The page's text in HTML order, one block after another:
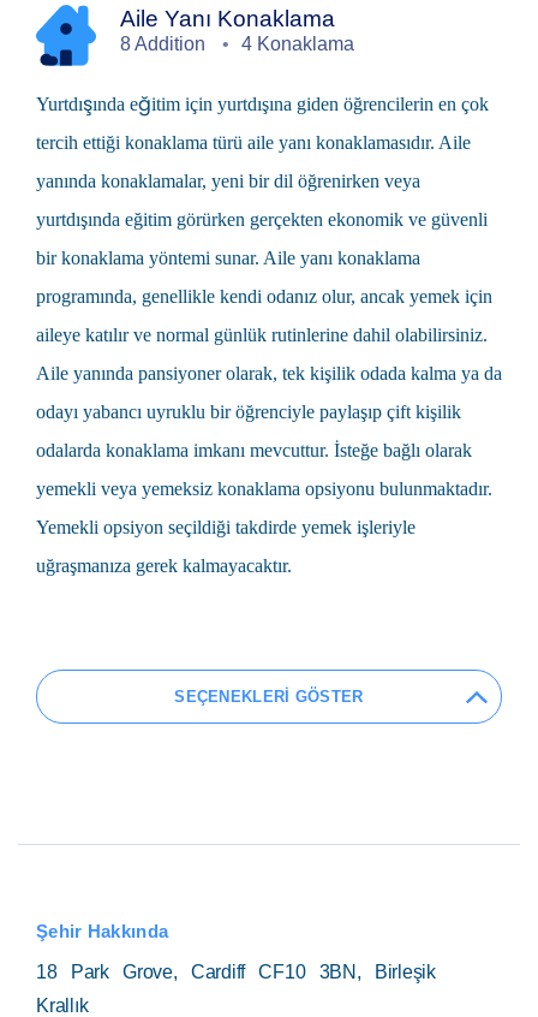
Aile Yanı Konaklama
8 Addition 4 Konaklama
Yurtdışında eğitim için yurtdışına giden öğrencilerin en çok
tercih ettiği konaklama türü aile yanı konaklamasıdır. Aile
yanında konaklamalar, yeni bir dil öğrenirken veya
yurtdışında eğitim görürken gerçekten ekonomik ve güvenli
bir konaklama yöntemi sunar. Aile yanı konaklama
programında, genellikle kendi odanız olur, ancak yemek için
aileye katılır ve normal günlük rutinlerine dahil olabilirsiniz.
Aile yanında pansiyoner olarak, tek kişilik odada kalma ya da
odayı yabancı uyruklu bir öğrenciyle paylaşıp çift kişilik
odalarda konaklama imkanı mevcuttur. İsteğe bağlı olarak
yemekli veya yemeksiz konaklama opsiyonu bulunmaktadır.
Yemekli opsiyon seçildiği takdirde yemek işleriyle
uğraşmanıza gerek kalmayacaktır.
SEÇENEKLERİ GÖSTER
Şehir Hakkında
18 Park Grove, Cardiff CF10 3BN, Birleşik
Krallık